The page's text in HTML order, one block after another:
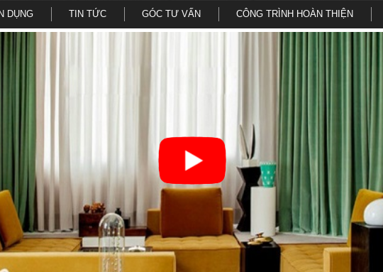
DỤNG TIN TỨC GÓC TƯ VẤN CÔNG TRÌNH HOÀN THIỆN